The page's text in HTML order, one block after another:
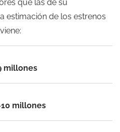
que las de su
estimación de los estrenos
millones
millones